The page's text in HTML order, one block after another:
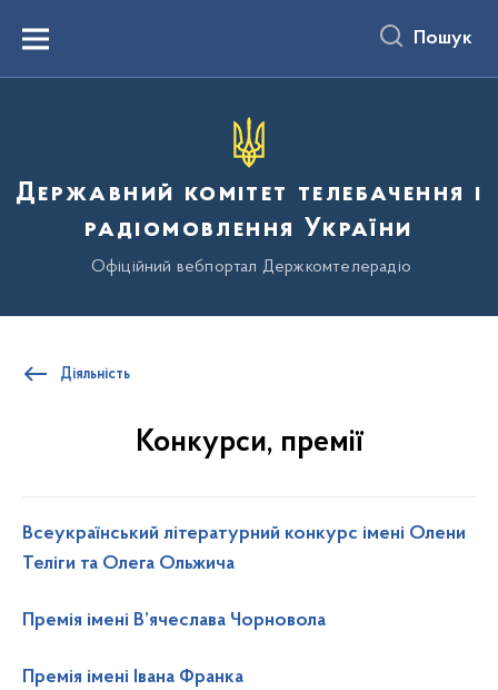
вмістуMenu Пошук
Державний комітет телебачення і
радіомовлення України
Офіційний вебпортал Держкомтелерадіо
Діяльність
Конкурси, премії
Всеукраїнський літературний конкурс імені Олени
Теліги та Олега Ольжича
Премія імені В’ячеслава Чорновола
Премія імені Івана Франка